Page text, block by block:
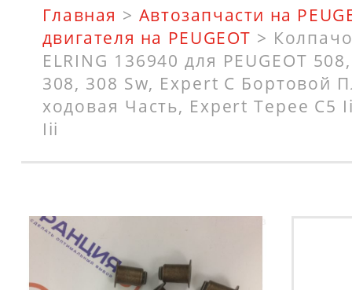
Главная > Автозапчасти на
двигателя на PEUGEOT >
ELRING 136940 для PEUGEOT
308, 308 Sw, Expert C Бортовой
ходовая Часть, Expert Tepee C5
Iii